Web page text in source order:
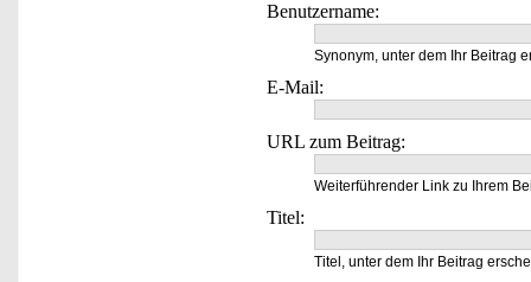
Benutzername:
Synonym, unter dem Ihr Beitrag
E-Mail:
URL zum Beitrag:
Weiterführender Link zu Ihrem
Titel:
Titel, unter dem Ihr Beitrag